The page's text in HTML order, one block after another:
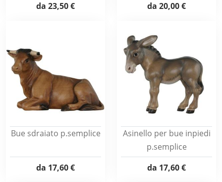
da 23,50 € da 20,00 €
Bue sdraiato p.semplice
da 17,60 €
Asinello per bue inpiedi
p.semplice
da 17,60 €